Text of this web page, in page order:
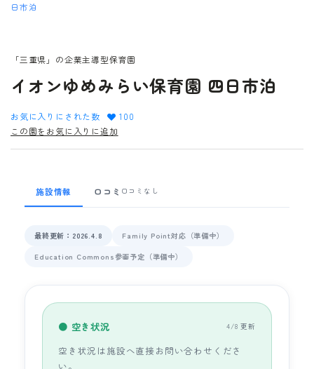
日市泊
「三重県」の企業主導型保育園
イオンゆめみらい保育園 四日市泊
お気に入りにされた数
100
この園をお気に入りに追加
施設情報 口コミ 口コミなし
最終更新：2026.4.8
Family Point対応（準備中）
Education Commons参画予定（準備中）
● 空き状況 4/8 更新
空き状況は施設へ直接お問い合わせくださ
い。